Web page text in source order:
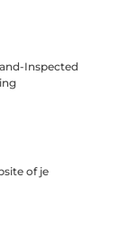
Inspected
of je